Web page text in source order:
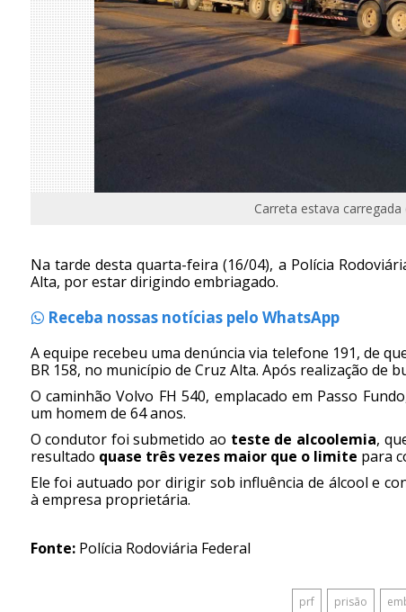
Carreta estava
Na tarde desta quarta-feira (16/04), a Polícia
Alta, por estar dirigindo embriagado.
Receba nossas notícias pelo WhatsApp
A equipe recebeu uma denúncia via telefone 191, de
BR 158, no município de Cruz Alta. Após realização de
O caminhão Volvo FH 540, emplacado em Passo
um homem de 64 anos.
O condutor foi submetido ao teste de alcoolemia,
resultado quase três vezes maior que o limite para
Ele foi autuado por dirigir sob influência de álcool e
à empresa proprietária.
Fonte:Polícia Rodoviária Federal
prf prisão